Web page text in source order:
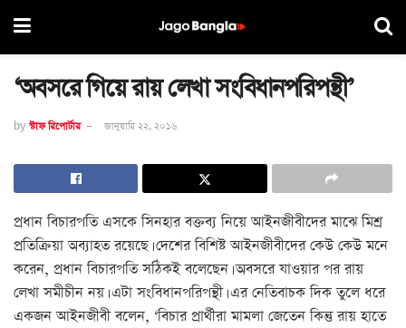
‘অবসরে গিয়ে রায় লেখা সংবিধানপরিপন্থী’
by স্টাফ রিপোর্টার জানুয়ারি ২২, ২০১৬
প্রধান বিচারপতি এসকে সিনহার বক্তব্য নিয়ে আইনজীবীদের মাঝে মিশ্র
প্রতিক্রিয়া অব্যাহত রয়েছে। দেশের বিশিষ্ট আইনজীবীদের কেউ কেউ মনে
করেন, প্রধান বিচারপতি সঠিকই বলেছেন। অবসরে যাওয়ার পর রায়
লেখা সমীচীন নয়। এটা সংবিধানপরিপন্থী। এর নেতিবাচক দিক তুলে ধরে
একজন আইনজীবী বলেন, ‘বিচার প্রার্থীরা মামলা জেতেন কিন্তু রায় হাতে